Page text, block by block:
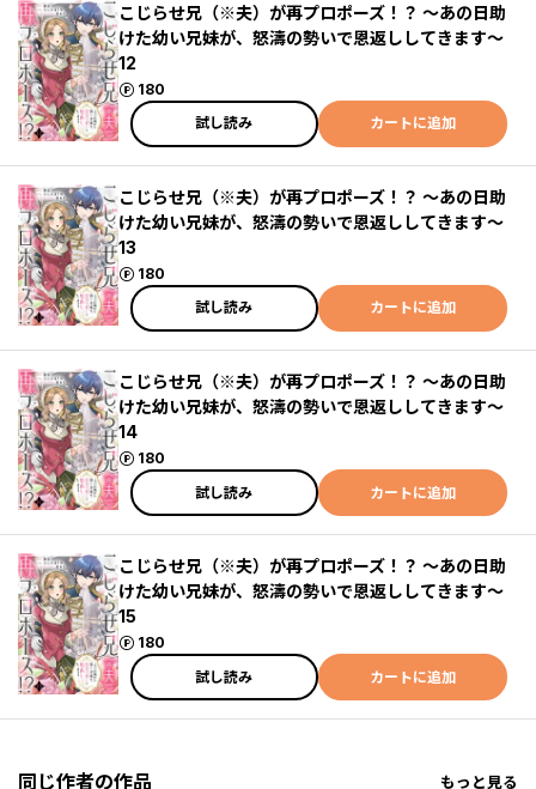
こじらせ兄（※夫）が再プロポーズ！？ ～あの日助
けた幼い兄妹が、怒濤の勢いで恩返ししてきます～
12
180
ポイント
試し読み
カートに追加
こじらせ兄（※夫）が再プロポーズ！？ ～あの日助
けた幼い兄妹が、怒濤の勢いで恩返ししてきます～
13
180
ポイント
試し読み
カートに追加
こじらせ兄（※夫）が再プロポーズ！？ ～あの日助
けた幼い兄妹が、怒濤の勢いで恩返ししてきます～
14
180
ポイント
試し読み
カートに追加
こじらせ兄（※夫）が再プロポーズ！？ ～あの日助
けた幼い兄妹が、怒濤の勢いで恩返ししてきます～
15
180
ポイント
試し読み
カートに追加
同じ作者の作品 もっと見る